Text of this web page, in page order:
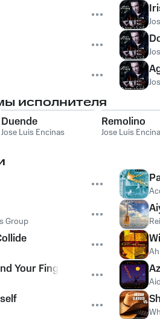
исполнителя
Duende
Jose Luis Encinas
Remolino
Jose Luis
Group
Your Finger